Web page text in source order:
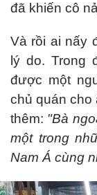
đã khiến cô
Và rồi ai nấy
lý do. Trong
được một
chủ quán cho
thêm: "Bà
một trong
Nam Á cùng